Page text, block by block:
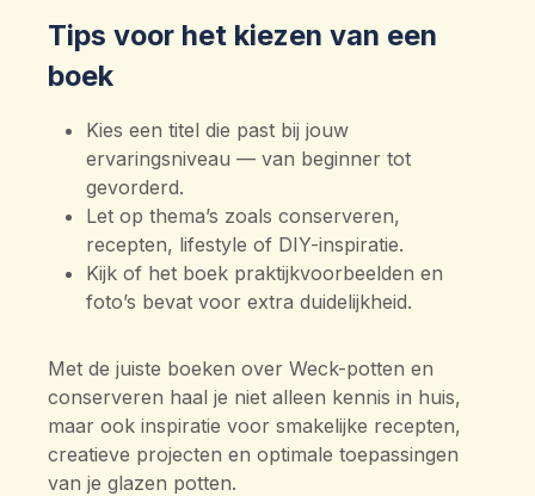
Tips voor het kiezen van een
boek
Kies een titel die past bij jouw
ervaringsniveau — van beginner tot
gevorderd.
Let op thema’s zoals conserveren,
recepten, lifestyle of DIY-inspiratie.
Kijk of het boek praktijkvoorbeelden en
foto’s bevat voor extra duidelijkheid.
Met de juiste boeken over Weck-potten en
conserveren haal je niet alleen kennis in huis,
maar ook inspiratie voor smakelijke recepten,
creatieve projecten en optimale toepassingen
van je glazen potten.